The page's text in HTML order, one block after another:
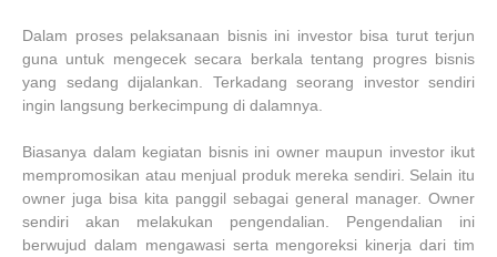
Dalam proses pelaksanaan bisnis ini investor bisa turut terjun
guna untuk mengecek secara berkala tentang progres bisnis
yang sedang dijalankan. Terkadang seorang investor sendiri
ingin langsung berkecimpung di dalamnya.
Biasanya dalam kegiatan bisnis ini owner maupun investor ikut
mempromosikan atau menjual produk mereka sendiri. Selain itu
owner juga bisa kita panggil sebagai general manager. Owner
sendiri akan melakukan pengendalian. Pengendalian ini
berwujud dalam mengawasi serta mengoreksi kinerja dari tim